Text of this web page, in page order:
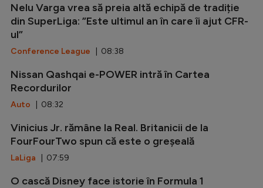
Nelu Varga vrea să preia altă echipă de tradiție
din SuperLiga: ”Este ultimul an în care îi ajut CFR-
ul”
Conference League | 08:38
Nissan Qashqai e-POWER intră în Cartea
Recordurilor
Auto | 08:32
Vinicius Jr. rămâne la Real. Britanicii de la
FourFourTwo spun că este o greșeală
LaLiga | 07:59
O cască Disney face istorie în Formula 1